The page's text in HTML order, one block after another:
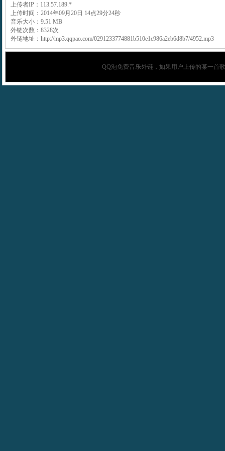
上传者IP：113.57.189.*
上传时间：2014年09月20日 14点29分24秒
音乐大小：9.51 MB
外链次数：8328次
外链地址：http://mp3.qqpao.com/0291233774881b510e1c986a2eb6d8b7/4952.mp3
QQ泡免费音乐外链，如果用户上传的某一首